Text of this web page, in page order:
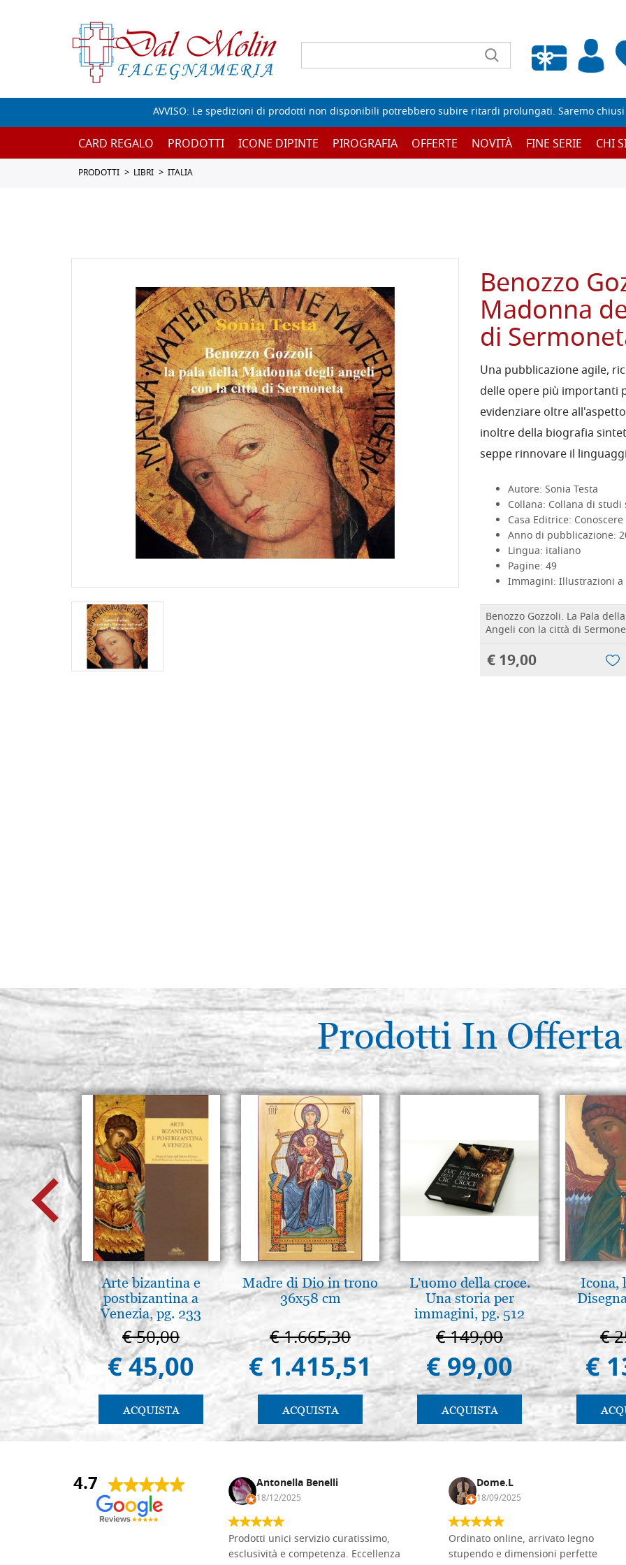
Wishlist vuota
AVVISO: Le spedizioni di prodotti non disponibili potrebbero subire ritardi prolungati. Saremo
CARD REGALO PRODOTTI ICONE DIPINTE PIROGRAFIA OFFERTE NOVITÀ FINE SERIE CHI
PRODOTTI LIBRI ITALIA
Benozzo
Madonna
di
Una pubblicazione agile,
delle opere più importanti
evidenziare oltre
inoltre della biografia
seppe rinnovare il
Autore: Sonia Testa
Collana: Collana di
Casa Editrice:
Anno di pubblicazione:
Lingua: italiano
Pagine: 49
Immagini: Illustrazioni a
Benozzo Gozzoli. La Pala
Angeli con la città di
€ 19,00
Prodotti In Offerta
Arte bizantina e
postbizantina a
Venezia, pg. 233
€ 50,00
€ 45,00
ACQUISTA
Madre di Dio in trono
36x58 cm
€ 1.665,30
€ 1.415,51
ACQUISTA
L'uomo della croce.
Una storia per
immagini, pg. 512
€ 149,00
€ 99,00
ACQUISTA
Icona,
€
€
4.7
Andrea Monguzzi Antonella Benelli
18/12/2025
Prodotti unici servizio curatissimo,
esclusività e competenza. Eccellenza
Dome.L
18/09/2025
Ordinato online, arrivato legno
stupendo e dimensioni perfette